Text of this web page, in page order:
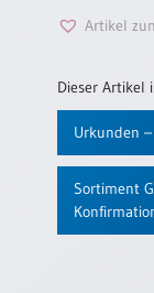
Bücher
Urkundenscheine
Artikel
Dieser Artikel
Urkunden
Sortiment